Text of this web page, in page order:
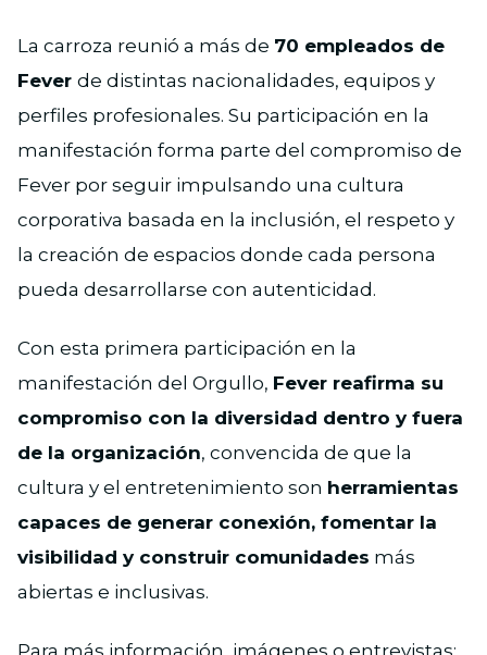
La carroza reunió a más de 70 empleados de
Fever de distintas nacionalidades, equipos y
perfiles profesionales. Su participación en la
manifestación forma parte del compromiso de
Fever por seguir impulsando una cultura
corporativa basada en la inclusión, el respeto y
la creación de espacios donde cada persona
pueda desarrollarse con autenticidad.
Con esta primera participación en la
manifestación del Orgullo, Fever reafirma su
compromiso con la diversidad dentro y fuera
de la organización, convencida de que la
cultura y el entretenimiento son herramientas
capaces de generar conexión, fomentar la
visibilidad y construir comunidades más
abiertas e inclusivas.
Para más información, imágenes o entrevistas: